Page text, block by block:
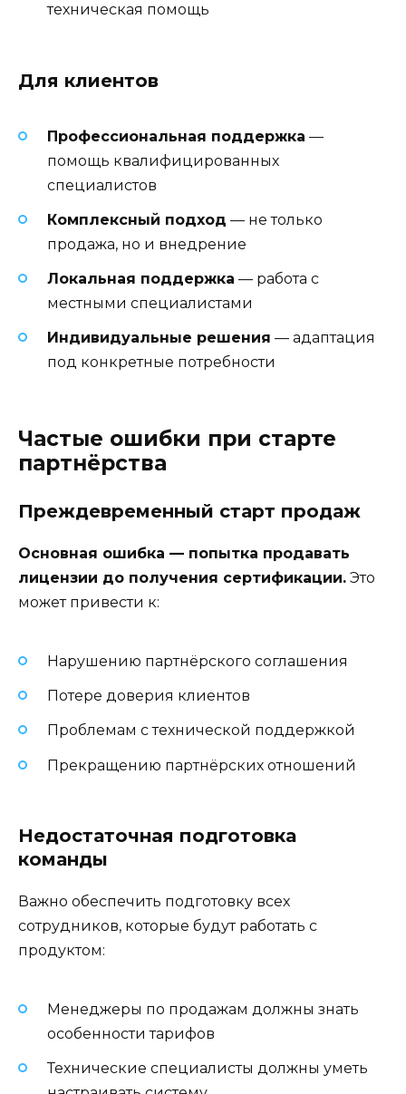
техническая помощь
Для клиентов
Профессиональная поддержка —
помощь квалифицированных
специалистов
Комплексный подход — не только
продажа, но и внедрение
Локальная поддержка — работа с
местными специалистами
Индивидуальные решения — адаптация
под конкретные потребности
Частые ошибки при старте
партнёрства
Преждевременный старт продаж
Основная ошибка — попытка продавать
лицензии до получения сертификации. Это
может привести к:
Нарушению партнёрского соглашения
Потере доверия клиентов
Проблемам с технической поддержкой
Прекращению партнёрских отношений
Недостаточная подготовка
команды
Важно обеспечить подготовку всех
сотрудников, которые будут работать с
продуктом:
Менеджеры по продажам должны знать
особенности тарифов
Технические специалисты должны уметь